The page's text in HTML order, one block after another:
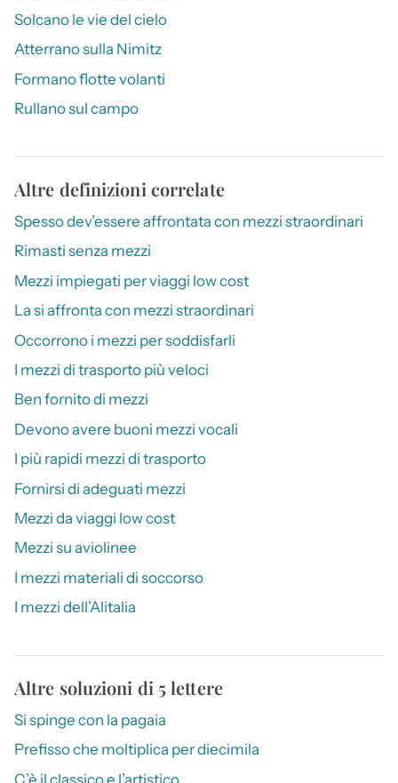
Solcano le vie del cielo
Atterrano sulla Nimitz
Formano flotte volanti
Rullano sul campo
Altre definizioni correlate
Spesso dev’essere affrontata con mezzi straordinari
Rimasti senza mezzi
Mezzi impiegati per viaggi low cost
La si affronta con mezzi straordinari
Occorrono i mezzi per soddisfarli
I mezzi di trasporto più veloci
Ben fornito di mezzi
Devono avere buoni mezzi vocali
I più rapidi mezzi di trasporto
Fornirsi di adeguati mezzi
Mezzi da viaggi low cost
Mezzi su aviolinee
I mezzi materiali di soccorso
I mezzi dell’Alitalia
Altre soluzioni di 5 lettere
Si spinge con la pagaia
Prefisso che moltiplica per diecimila
C’è il classico e l’artistico